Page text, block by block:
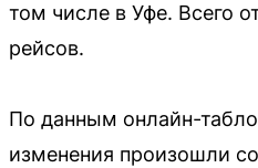
том числе в Уфе. Всего
рейсов.
По данным онлайн-
изменения произошли